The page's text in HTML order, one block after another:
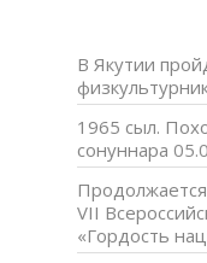
В Якутии
1965 сыл.
сонуннара
VII
«Гордость